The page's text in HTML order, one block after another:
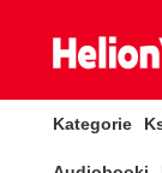
Kategorie